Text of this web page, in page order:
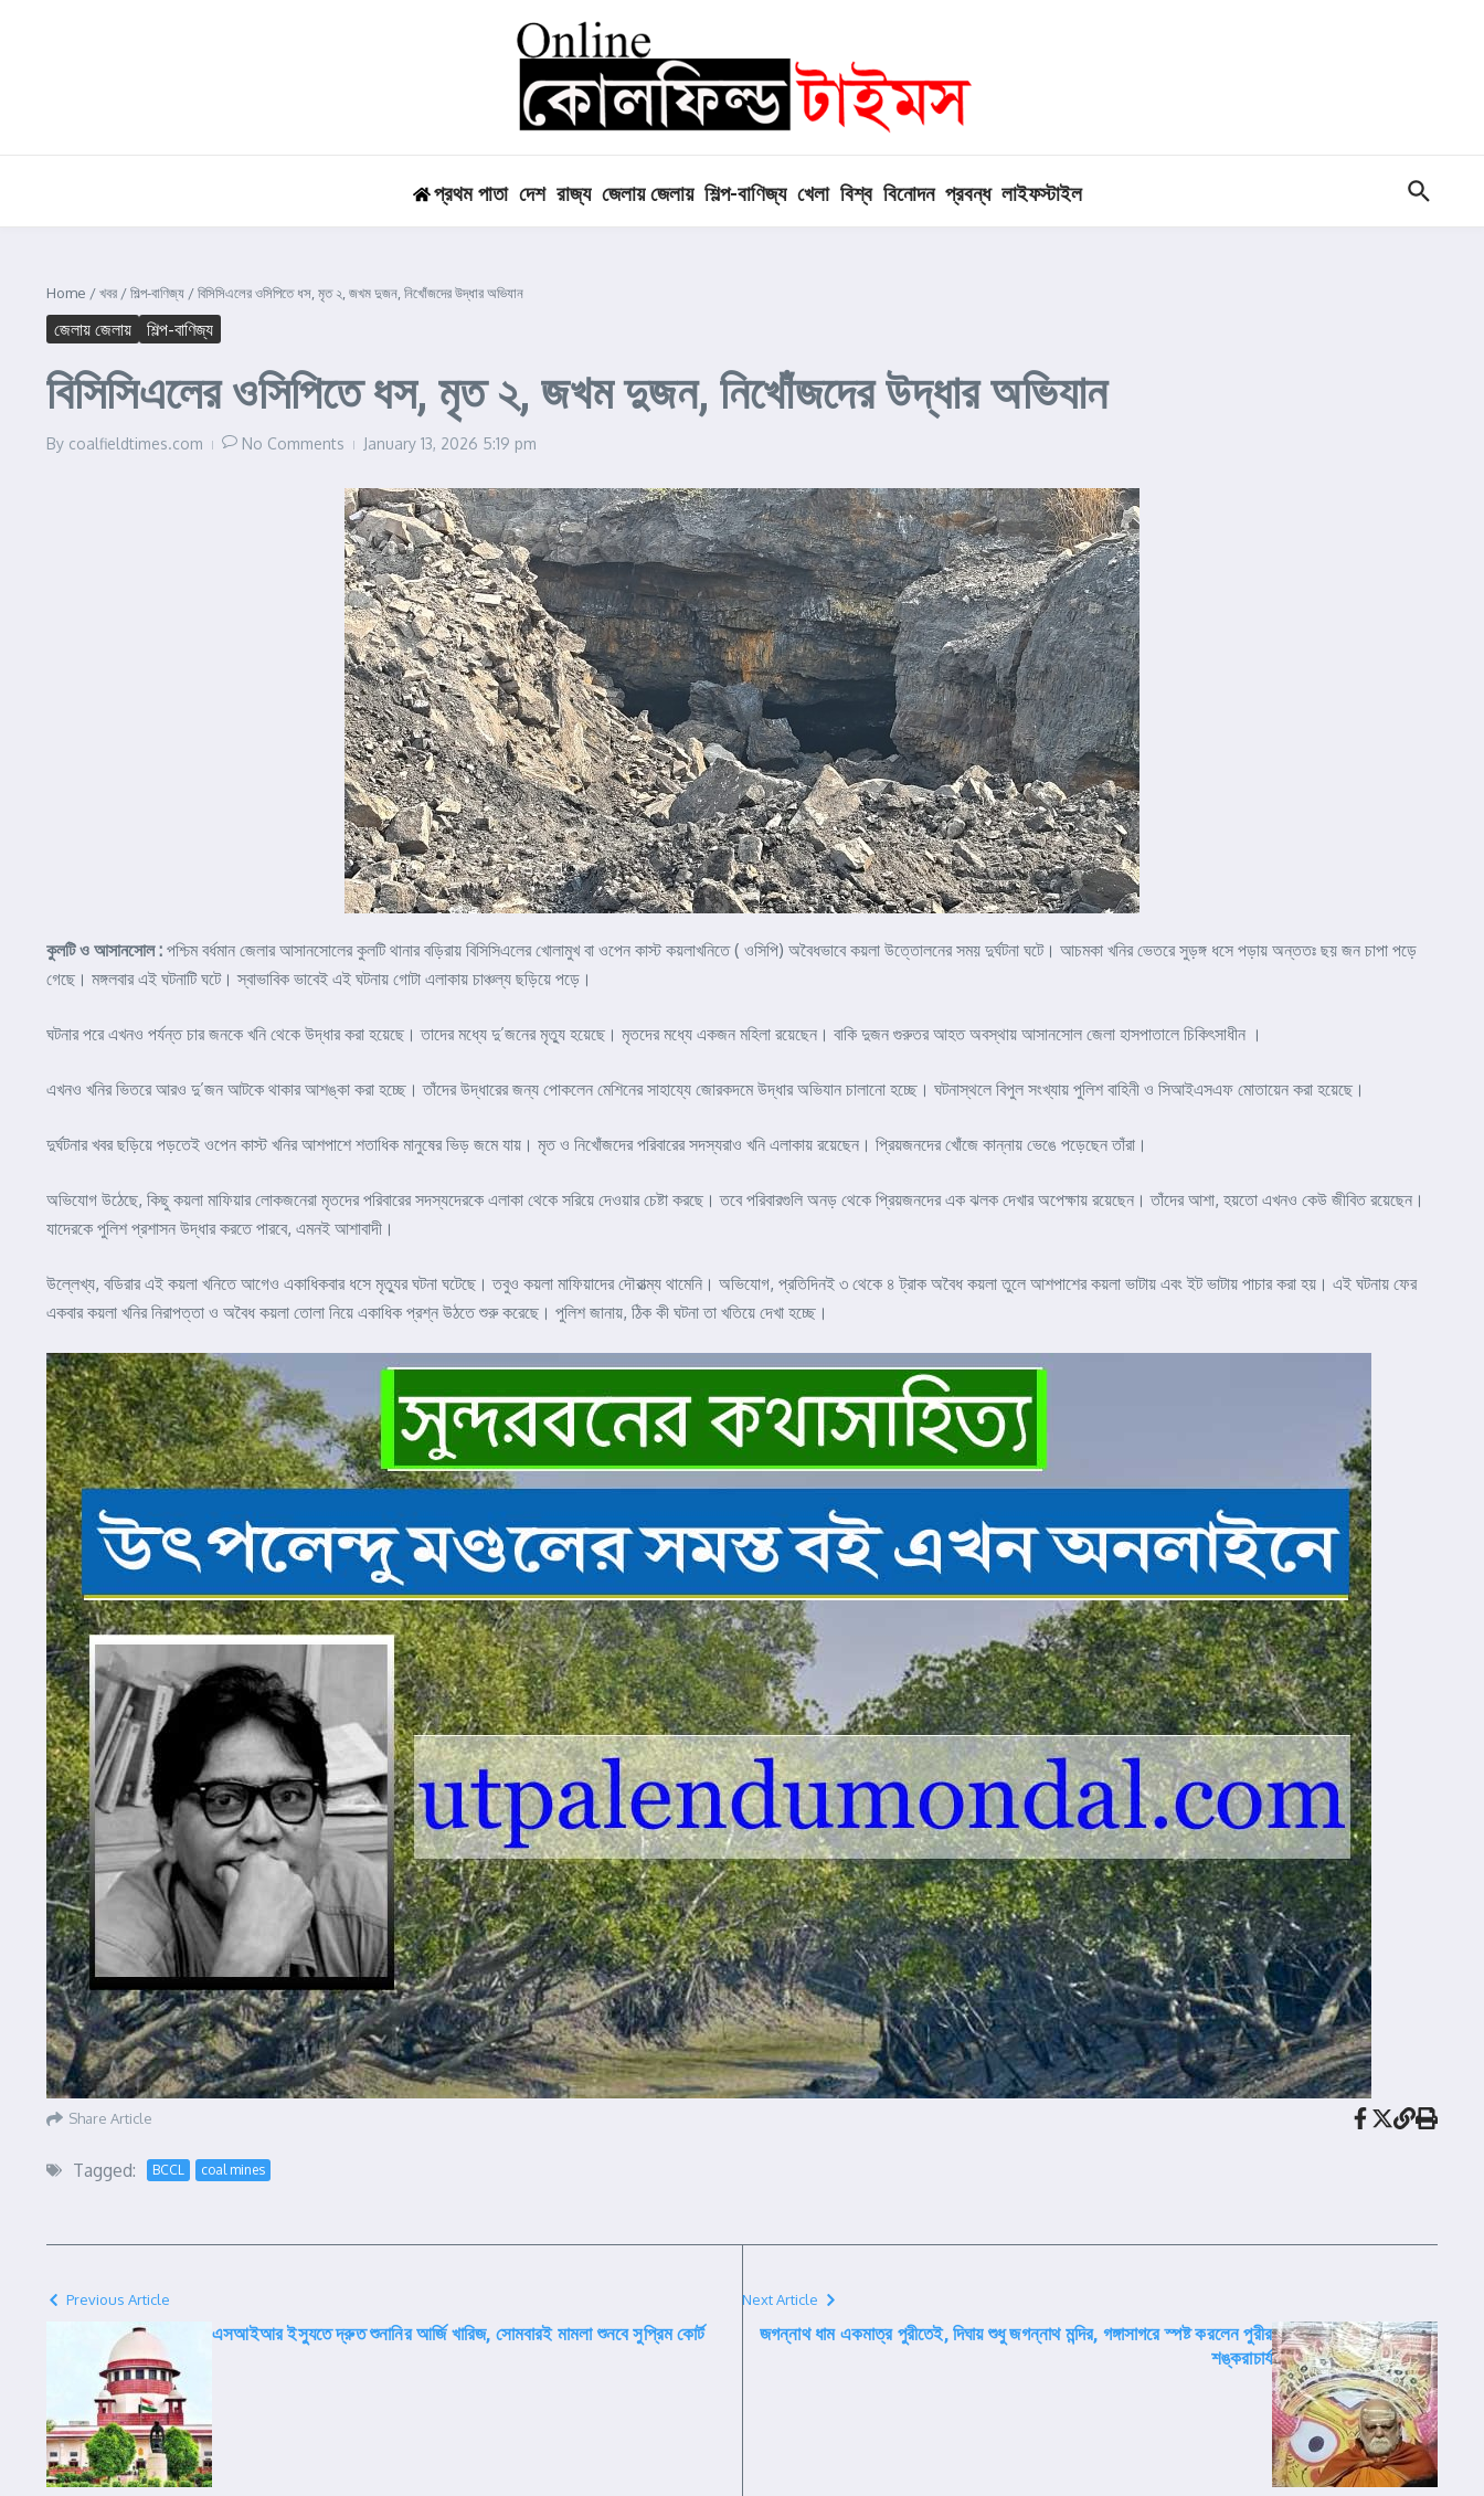
প্রথম পাতা দেশ রাজ্য জেলায় জেলায় শিল্প-বাণিজ্য খেলা বিশ্ব বিনোদন প্রবন্ধ লাইফস্টাইল
Home /খবর /শিল্প-বাণিজ্য /বিসিসিএলের ওসিপিতে ধস, মৃত ২, জখম দুজন, নিখোঁজদের উদ্ধার অভিযান
জেলায় জেলায় শিল্প-বাণিজ্য
বিসিসিএলের ওসিপিতে ধস, মৃত ২, জখম দুজন, নিখোঁজদের উদ্ধার অভিযান
By coalfieldtimes.com No Comments January 13, 2026 5:19 pm
কুলটি ও আসানসোল : পশ্চিম বর্ধমান জেলার আসানসোলের কুলটি থানার বড়িরায় বিসিসিএলের খোলামুখ বা ওপেন কাস্ট কয়লাখনিতে ( ওসিপি) অবৈধভাবে কয়লা উত্তোলনের সময় দুর্ঘটনা ঘটে। আচমকা খনির ভেতরে সুড়ঙ্গ ধসে পড়ায় অন্ততঃ ছয় জন চাপা পড়ে
গেছে। মঙ্গলবার এই ঘটনাটি ঘটে। স্বাভাবিক ভাবেই এই ঘটনায় গোটা এলাকায় চাঞ্চল্য ছড়িয়ে পড়ে।
ঘটনার পরে এখনও পর্যন্ত চার জনকে খনি থেকে উদ্ধার করা হয়েছে। তাদের মধ্যে দু’জনের মৃত্যু হয়েছে। মৃতদের মধ্যে একজন মহিলা রয়েছেন। বাকি দুজন গুরুতর আহত অবস্থায় আসানসোল জেলা হাসপাতালে চিকিৎসাধীন ।
এখনও খনির ভিতরে আরও দু’জন আটকে থাকার আশঙ্কা করা হচ্ছে। তাঁদের উদ্ধারের জন্য পোকলেন মেশিনের সাহায্যে জোরকদমে উদ্ধার অভিযান চালানো হচ্ছে। ঘটনাস্থলে বিপুল সংখ্যায় পুলিশ বাহিনী ও সিআইএসএফ মোতায়েন করা হয়েছে।
দুর্ঘটনার খবর ছড়িয়ে পড়তেই ওপেন কাস্ট খনির আশপাশে শতাধিক মানুষের ভিড় জমে যায়। মৃত ও নিখোঁজদের পরিবারের সদস্যরাও খনি এলাকায় রয়েছেন। প্রিয়জনদের খোঁজে কান্নায় ভেঙে পড়েছেন তাঁরা।
অভিযোগ উঠেছে, কিছু কয়লা মাফিয়ার লোকজনেরা মৃতদের পরিবারের সদস্যদেরকে এলাকা থেকে সরিয়ে দেওয়ার চেষ্টা করছে। তবে পরিবারগুলি অনড় থেকে প্রিয়জনদের এক ঝলক দেখার অপেক্ষায় রয়েছেন। তাঁদের আশা, হয়তো এখনও কেউ জীবিত রয়েছেন।
যাদেরকে পুলিশ প্রশাসন উদ্ধার করতে পারবে, এমনই আশাবাদী।
উল্লেখ্য, বডিরার এই কয়লা খনিতে আগেও একাধিকবার ধসে মৃত্যুর ঘটনা ঘটেছে। তবুও কয়লা মাফিয়াদের দৌরাত্ম্য থামেনি। অভিযোগ, প্রতিদিনই ৩ থেকে ৪ ট্রাক অবৈধ কয়লা তুলে আশপাশের কয়লা ভাটায় এবং ইট ভাটায় পাচার করা হয়। এই ঘটনায় ফের
একবার কয়লা খনির নিরাপত্তা ও অবৈধ কয়লা তোলা নিয়ে একাধিক প্রশ্ন উঠতে শুরু করেছে। পুলিশ জানায়, ঠিক কী ঘটনা তা খতিয়ে দেখা হচ্ছে।
Share Article
Tagged: BCCL coal mines
Previous Article
এসআইআর ইস্যুতে দ্রুত শুনানির আর্জি খারিজ, সোমবারই মামলা শুনবে সুপ্রিম কোর্ট
Next Article
জগন্নাথ ধাম একমাত্র পুরীতেই, দিঘায় শুধু জগন্নাথ মন্দির, গঙ্গাসাগরে স্পষ্ট করলেন পুরীর
শঙ্করাচার্য